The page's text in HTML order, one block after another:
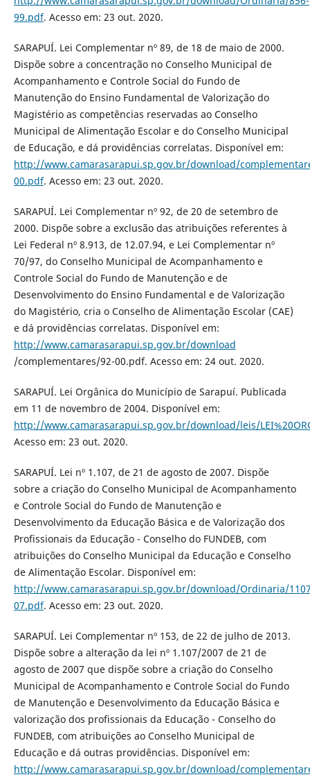
99.pdf. Acesso em: 23 out. 2020.
SARAPUÍ. Lei Complementar nº 89, de 18 de maio de 2000.
Dispõe sobre a concentração no Conselho Municipal de
Acompanhamento e Controle Social do Fundo de
Manutenção do Ensino Fundamental de Valorização do
Magistério as competências reservadas ao Conselho
Municipal de Alimentação Escolar e do Conselho Municipal
de Educação, e dá providências correlatas. Disponível em:
http://www.camarasarapui.sp.gov.br/download/
00.pdf. Acesso em: 23 out. 2020.
SARAPUÍ. Lei Complementar nº 92, de 20 de setembro de
2000. Dispõe sobre a exclusão das atribuições referentes à
Lei Federal nº 8.913, de 12.07.94, e Lei Complementar nº
70/97, do Conselho Municipal de Acompanhamento e
Controle Social do Fundo de Manutenção e de
Desenvolvimento do Ensino Fundamental e de Valorização
do Magistério, cria o Conselho de Alimentação Escolar (CAE)
e dá providências correlatas. Disponível em:
http://www.camarasarapui.sp.gov.br/download
/complementares/92-00.pdf. Acesso em: 24 out. 2020.
SARAPUÍ. Lei Orgânica do Município de Sarapuí. Publicada
em 11 de novembro de 2004. Disponível em:
http://www.camarasarapui.sp.gov.br/download/leis/
Acesso em: 23 out. 2020.
SARAPUÍ. Lei nº 1.107, de 21 de agosto de 2007. Dispõe
sobre a criação do Conselho Municipal de Acompanhamento
e Controle Social do Fundo de Manutenção e
Desenvolvimento da Educação Básica e de Valorização dos
Profissionais da Educação - Conselho do FUNDEB, com
atribuições do Conselho Municipal da Educação e Conselho
de Alimentação Escolar. Disponível em:
http://www.camarasarapui.sp.gov.br/download/Ordinaria/
07.pdf. Acesso em: 23 out. 2020.
SARAPUÍ. Lei Complementar nº 153, de 22 de julho de 2013.
Dispõe sobre a alteração da lei nº 1.107/2007 de 21 de
agosto de 2007 que dispõe sobre a criação do Conselho
Municipal de Acompanhamento e Controle Social do Fundo
de Manutenção e Desenvolvimento da Educação Básica e
valorização dos profissionais da Educação - Conselho do
FUNDEB, com atribuições ao Conselho Municipal de
Educação e dá outras providências. Disponível em:
http://www.camarasarapui.sp.gov.br/download/